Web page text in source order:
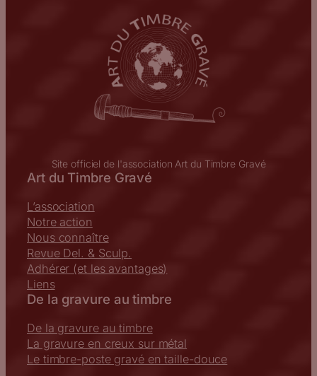
Site officiel de l'association Art du Timbre Gravé
Art du Timbre Gravé
L’association
Notre action
Nous connaître
Revue Del. & Sculp.
Adhérer (et les avantages)
Liens
De la gravure au timbre
De la gravure au timbre
La gravure en creux sur métal
Le timbre-poste gravé en taille-douce